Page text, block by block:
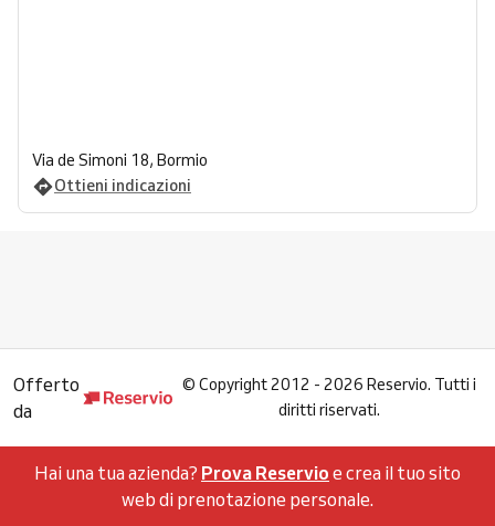
Via de Simoni 18, Bormio
Ottieni indicazioni
Offerto
da
© Copyright 2012 - 2026 Reservio. Tutti i
diritti riservati.
Hai una tua azienda? Prova Reservio e crea il tuo sito
web di prenotazione personale.